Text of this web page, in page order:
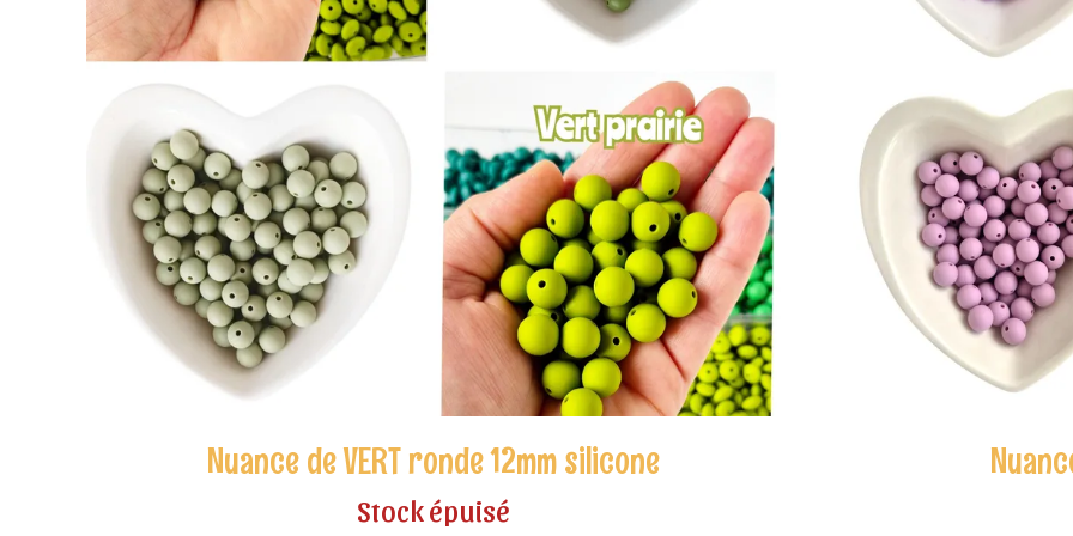
Nuance de VERT ronde 12mm silicone
Stock épuisé